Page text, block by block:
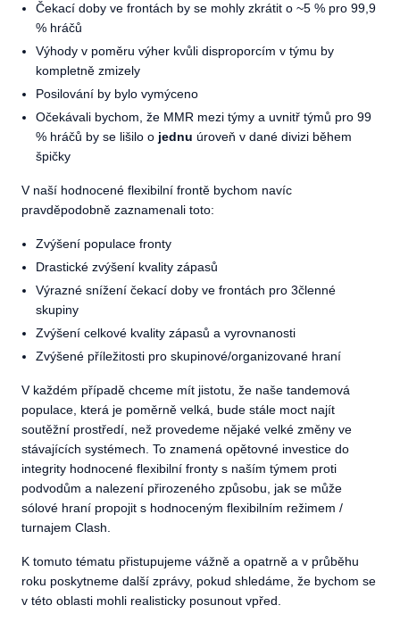
Čekací doby ve frontách by se mohly zkrátit o ~5 % pro 99,9
% hráčů
Výhody v poměru výher kvůli disproporcím v týmu by
kompletně zmizely
Posilování by bylo vymýceno
Očekávali bychom, že MMR mezi týmy a uvnitř týmů pro 99
% hráčů by se lišilo o jednu úroveň v dané divizi během
špičky
V naší hodnocené flexibilní frontě bychom navíc
pravděpodobně zaznamenali toto:
Zvýšení populace fronty
Drastické zvýšení kvality zápasů
Výrazné snížení čekací doby ve frontách pro 3členné
skupiny
Zvýšení celkové kvality zápasů a vyrovnanosti
Zvýšené příležitosti pro skupinové/organizované hraní
V každém případě chceme mít jistotu, že naše tandemová
populace, která je poměrně velká, bude stále moct najít
soutěžní prostředí, než provedeme nějaké velké změny ve
stávajících systémech. To znamená opětovné investice do
integrity hodnocené flexibilní fronty s naším týmem proti
podvodům a nalezení přirozeného způsobu, jak se může
sólové hraní propojit s hodnoceným flexibilním režimem /
turnajem Clash.
K tomuto tématu přistupujeme vážně a opatrně a v průběhu
roku poskytneme další zprávy, pokud shledáme, že bychom se
v této oblasti mohli realisticky posunout vpřed.